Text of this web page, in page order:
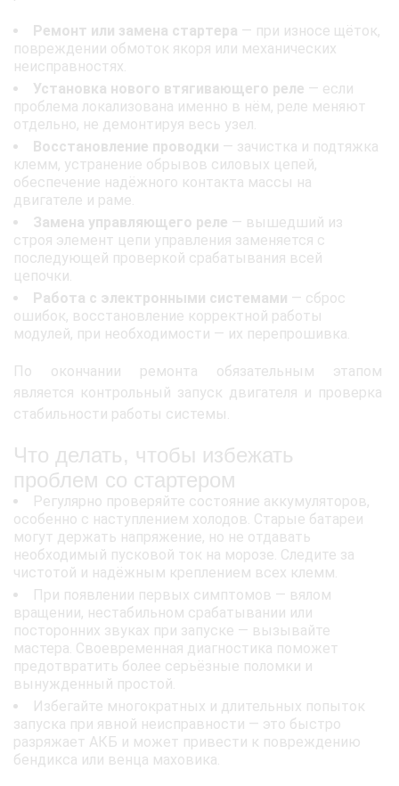
Ремонт или замена стартера — при износе щёток,
повреждении обмоток якоря или механических
неисправностях.
Установка нового втягивающего реле — если
проблема локализована именно в нём, реле меняют
отдельно, не демонтируя весь узел.
Восстановление проводки — зачистка и подтяжка
клемм, устранение обрывов силовых цепей,
обеспечение надёжного контакта массы на
двигателе и раме.
Замена управляющего реле — вышедший из
строя элемент цепи управления заменяется с
последующей проверкой срабатывания всей
цепочки.
Работа с электронными системами — сброс
ошибок, восстановление корректной работы
модулей, при необходимости — их перепрошивка.
По окончании ремонта обязательным этапом
является контрольный запуск двигателя и проверка
стабильности работы системы.
Что делать, чтобы избежать
проблем со стартером
Регулярно проверяйте состояние аккумуляторов,
особенно с наступлением холодов. Старые батареи
могут держать напряжение, но не отдавать
необходимый пусковой ток на морозе. Следите за
чистотой и надёжным креплением всех клемм.
При появлении первых симптомов — вялом
вращении, нестабильном срабатывании или
посторонних звуках при запуске — вызывайте
мастера. Своевременная диагностика поможет
предотвратить более серьёзные поломки и
вынужденный простой.
Избегайте многократных и длительных попыток
запуска при явной неисправности — это быстро
разряжает АКБ и может привести к повреждению
бендикса или венца маховика.